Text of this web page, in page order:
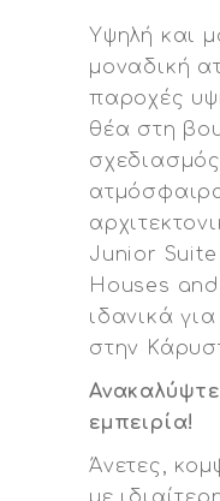
Υψηλή και
μοναδική
παροχές
θέα στη
Junior
Houses and
ιδανικά
στην
εμπειρία!
Άνετες,